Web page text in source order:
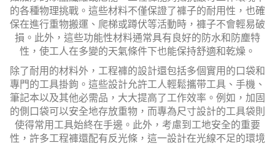
的各種物理挑戰。這些材料不僅保證了褲子的耐用性，也確
保在進行重物搬運、爬梯或蹲伏等活動時，褲子不會輕易破
損。此外，這些功能性材料通常具有良好的防水和防塵特
性，使工人在多變的天氣條件下也能保持舒適和乾燥。
除了耐用的材料外，工程褲的設計還包括多個實用的口袋和
專門的工具掛鉤。這些設計允許工人輕鬆攜带工具、手機、
筆記本以及其他必需品，大大提高了工作效率。例如，加固
的側口袋可以安全地存放重物，而專為尺寸設計的工具袋則
使得常用工具始終在手邊。此外，考慮到工地安全的重要
性，許多工程褲還配有反光條，這一設計在光線不足的環境